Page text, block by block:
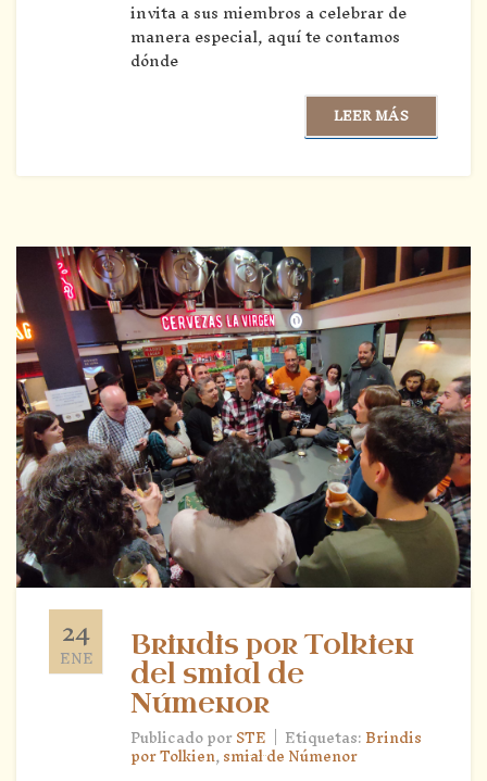
invita a sus miembros a celebrar de
manera especial, aquí te contamos
dónde
LEER MÁS
24
ENE
Brindis por Tolkien
del smial de
Númenor
Publicado porSTE | Etiquetas:Brindis
por Tolkien,smial de Númenor